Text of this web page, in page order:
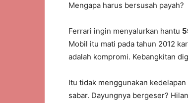
Mengapa harus bersusah payah?
Ferrari ingin menyalurkan hantu
Mobil itu mati pada tahun 2012
adalah kompromi. Kebangkitan
Itu tidak menggunakan
sabar. Dayungnya bergeser?